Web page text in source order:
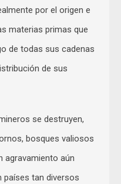
por el origen e
materias primas que
de todas sus cadenas
de sus
se destruyen,
bosques valiosos
agravamiento aún
países tan diversos